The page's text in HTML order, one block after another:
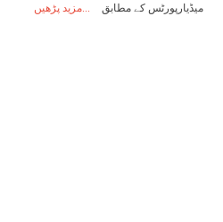
میڈیارپورٹس کے مطابق مزید پڑھیں